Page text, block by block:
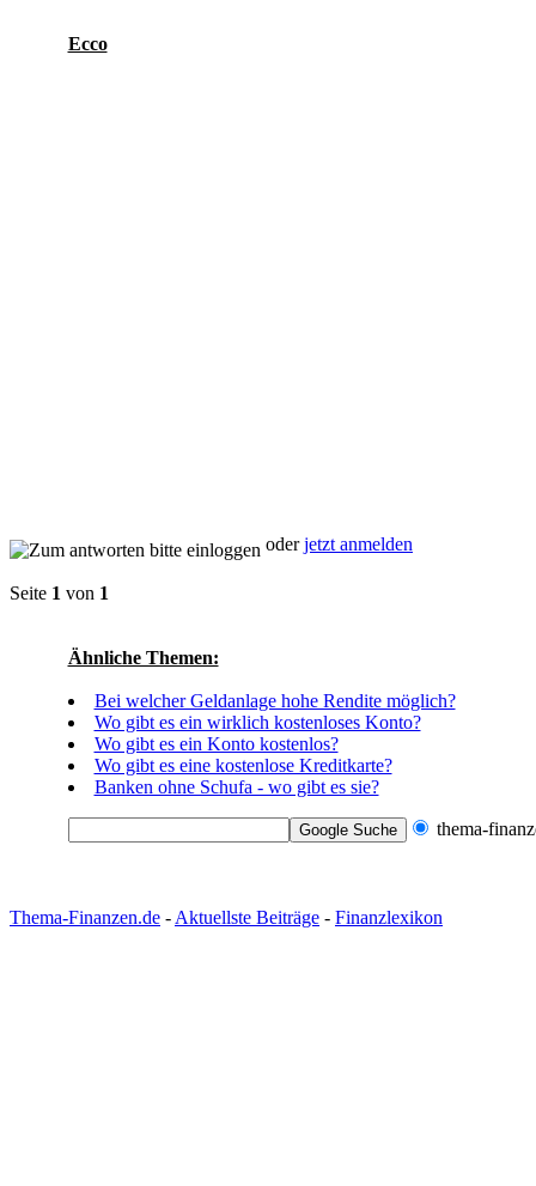
Ecco
oderjetzt anmelden
Seite 1 von 1
Ähnliche Themen:
Bei welcher Geldanlage hohe Rendite möglich?
Wo gibt es ein wirklich kostenloses Konto?
Wo gibt es ein Konto kostenlos?
Wo gibt es eine kostenlose Kreditkarte?
Banken ohne Schufa - wo gibt es sie?
thema-
Thema-Finanzen.de - Aktuellste Beiträge - Finanzlexikon